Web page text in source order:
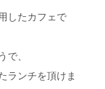
したカフェで
で、
ランチを頂けま